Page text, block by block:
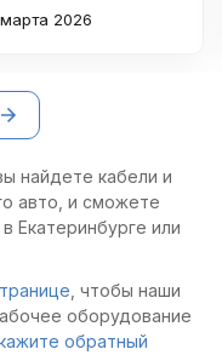
подходят
2026
найдете кабели и
авто, и сможете
Екатеринбурге или
, чтобы наши
оборудование
обратный